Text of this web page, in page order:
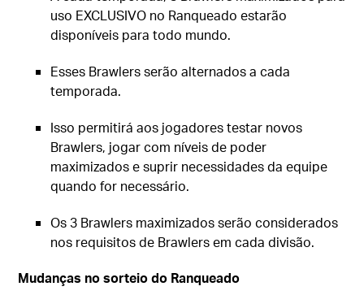
uso EXCLUSIVO no Ranqueado estarão
disponíveis para todo mundo.
Esses Brawlers serão alternados a cada
temporada.
Isso permitirá aos jogadores testar novos
Brawlers, jogar com níveis de poder
maximizados e suprir necessidades da equipe
quando for necessário.
Os 3 Brawlers maximizados serão considerados
nos requisitos de Brawlers em cada divisão.
Mudanças no sorteio do Ranqueado